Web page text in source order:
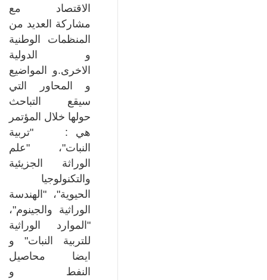
الاقتصاد مع
مشاركة العديد من
المنظمات الوطنية
و الدولية
الاخرى.و المواضيع
و المحاور التي
سيقع التباحث
حولها خلال المؤتمر
هي : "تربية
النبات"، "علم
الوراثة الجزيئية
والتكنولوجيا
الحيوية"، "الهندسة
الوراثية والجينوم"،
"الموارد الوراثية
للتربية النبات" و
ايضا محاصيل
النفط و